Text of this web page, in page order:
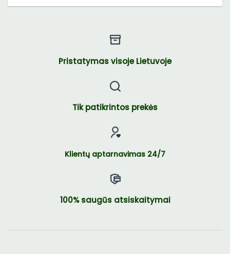
Pristatymas visoje Lietuvoje
Tik patikrintos prekės
Klientų aptarnavimas 24/7
100% saugūs atsiskaitymai